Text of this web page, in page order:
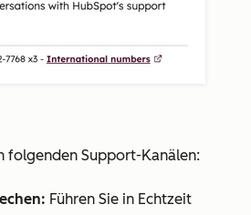
folgenden Support-Kanälen:
Führen Sie in Echtzeit